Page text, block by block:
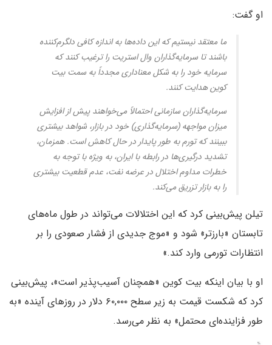
او گفت:
ما معتقد نیستیم که این داده‌ها به اندازه کافی دلگرم‌کننده
باشند تا سرمایه‌گذاران وال استریت را ترغیب کنند که
سرمایه خود را به شکل معناداری مجدداً به سمت بیت
کوین هدایت کنند.
سرمایه‌گذاران سازمانی احتمالاً می‌خواهند پیش از افزایش
میزان مواجهه (سرمایه‌گذاری) خود در بازار، شواهد بیشتری
ببینند که تورم به طور پایدار در حال کاهش است. همزمان،
تشدید درگیری‌ها در رابطه با ایران، به ویژه با توجه به
خطرات مداوم اختلال در عرضه نفت، عدم قطعیت بیشتری
را به بازار تزریق می‌کند.
تیلن پیش‌بینی کرد که این اختلالات می‌تواند در طول ماه‌های
تابستان «بارزتر» شود و «موج جدیدی از فشار صعودی را بر
انتظارات تورمی وارد کند.»
او با بیان اینکه بیت کوین «همچنان آسیب‌پذیر است»، پیش‌بینی
کرد که شکست قیمت به زیر سطح ۶۰,۰۰۰ دلار در روزهای آینده «به
طور فزاینده‌ای محتمل» به نظر می‌رسد.